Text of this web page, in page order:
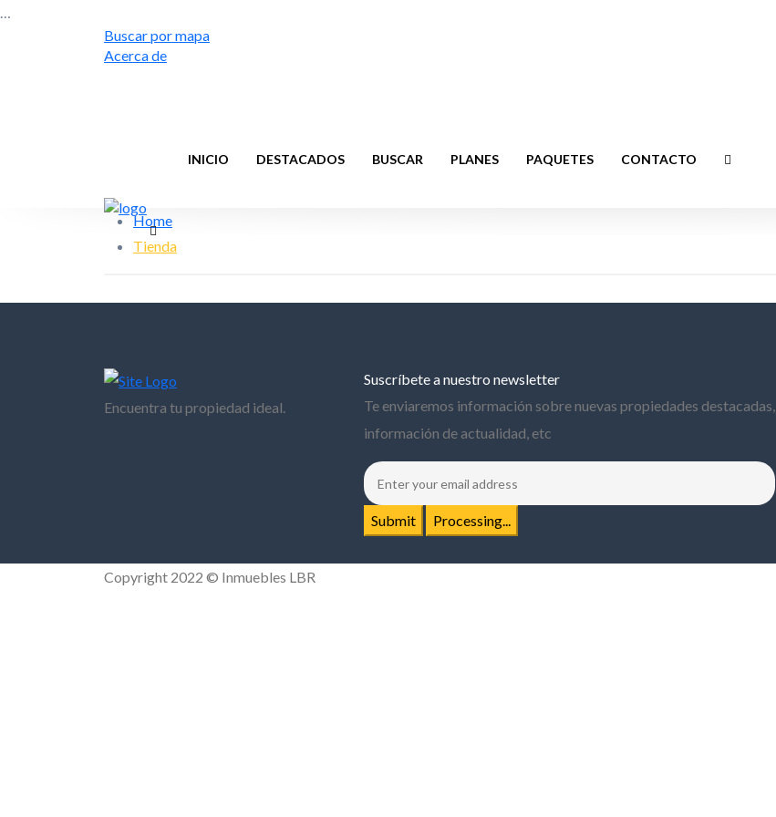
…
Buscar por mapa
Acerca de
INICIO DESTACADOS BUSCAR PLANES PAQUETES CONTACTO
Home
Tienda
Encuentra tu propiedad ideal.
Suscríbete a nuestro newsletter
Te enviaremos información sobre nuevas propiedades destacadas,
información de actualidad, etc
Copyright 2022 © Inmuebles LBR